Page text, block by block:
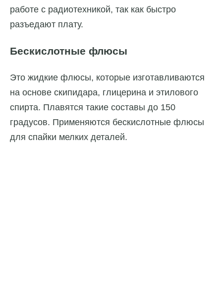
работе с радиотехникой, так как быстро
разъедают плату.
Бескислотные флюсы
Это жидкие флюсы, которые изготавливаются
на основе скипидара, глицерина и этилового
спирта. Плавятся такие составы до 150
градусов. Применяются бескислотные флюсы
для спайки мелких деталей.